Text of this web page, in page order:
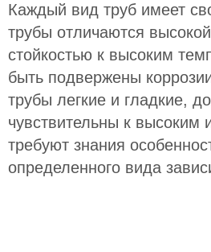
Каждый вид труб имеет
трубы отличаются
стойкостью к высоким
быть подвержены
трубы легкие и гладкие,
чувствительны к высоким
требуют знания
определенного вида